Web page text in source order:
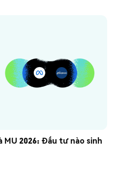
MU 2026: Đầu tư nào sinh